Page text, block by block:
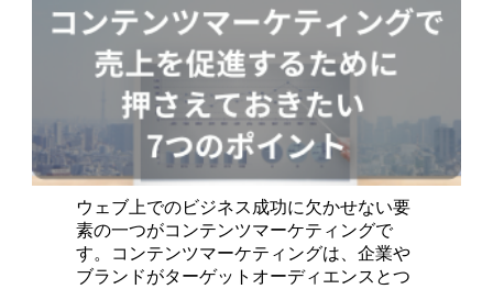
ウェブ上でのビジネス成功に欠かせない要
素の一つがコンテンツマーケティングで
す。コンテンツマーケティングは、企業や
ブランドがターゲットオーディエンスとつ